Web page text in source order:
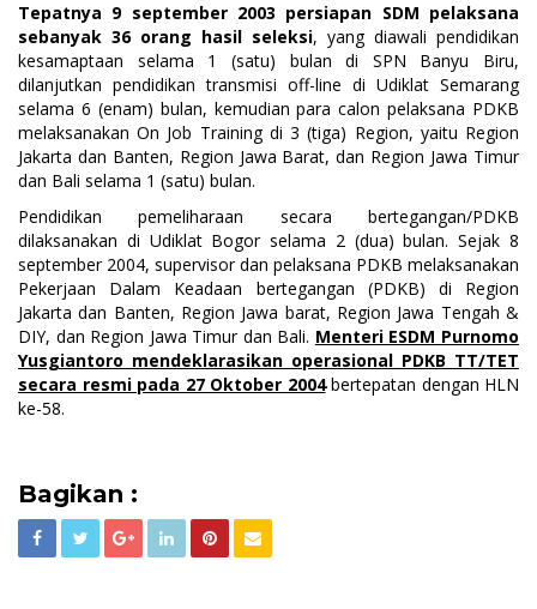
Tepatnya 9 september 2003 persiapan SDM pelaksana
sebanyak 36 orang hasil seleksi, yang diawali pendidikan
kesamaptaan selama 1 (satu) bulan di SPN Banyu Biru,
dilanjutkan pendidikan transmisi off-line di Udiklat Semarang
selama 6 (enam) bulan, kemudian para calon pelaksana PDKB
melaksanakan On Job Training di 3 (tiga) Region, yaitu Region
Jakarta dan Banten, Region Jawa Barat, dan Region Jawa Timur
dan Bali selama 1 (satu) bulan.
Pendidikan pemeliharaan secara bertegangan/PDKB
dilaksanakan di Udiklat Bogor selama 2 (dua) bulan. Sejak 8
september 2004, supervisor dan pelaksana PDKB melaksanakan
Pekerjaan Dalam Keadaan bertegangan (PDKB) di Region
Jakarta dan Banten, Region Jawa barat, Region Jawa Tengah &
DIY, dan Region Jawa Timur dan Bali. Menteri ESDM Purnomo
Yusgiantoro mendeklarasikan operasional PDKB TT/TET
secara resmi pada 27 Oktober 2004bertepatan dengan HLN
ke-58.
Bagikan :